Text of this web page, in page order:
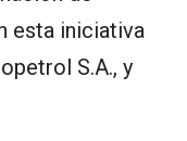
esta iniciativa
S.A., y